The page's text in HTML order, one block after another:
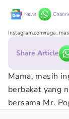
News
Instagram.com/
Share Article
Mama, masih
berbakat yang
bersama Mr.